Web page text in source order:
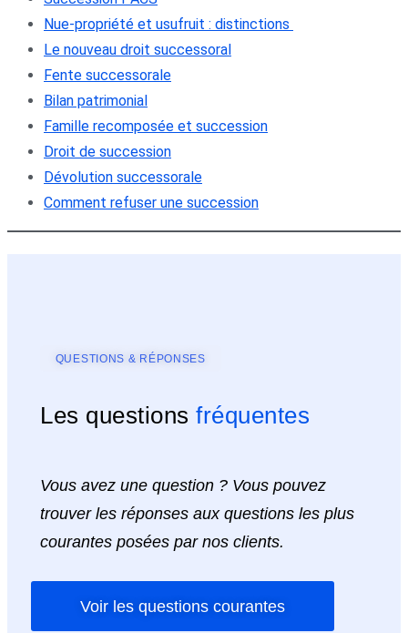
Nue-propriété et usufruit : distinctions
Le nouveau droit successoral
Fente successorale
Bilan patrimonial
Famille recomposée et succession
Droit de succession
Dévolution successorale
Comment refuser une succession
QUESTIONS & RÉPONSES
Les questions fréquentes
Vous avez une question ? Vous pouvez
trouver les réponses aux questions les plus
courantes posées par nos clients.
Voir les questions courantes